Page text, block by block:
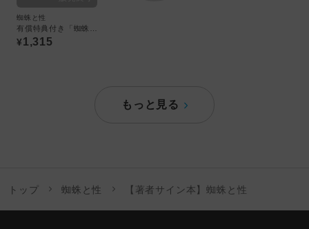
蜘蛛と性
¥1,315
もっと見る
トップ 蜘蛛と性 【著者サイン本】蜘蛛と性